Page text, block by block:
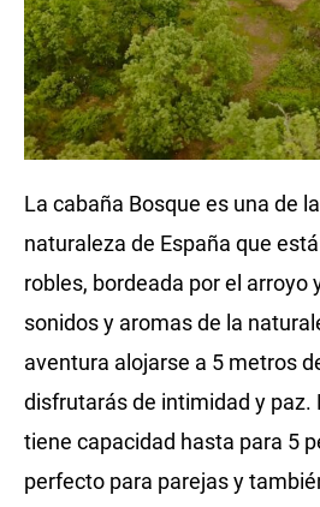
La cabaña Bosque es una de
naturaleza de España que
robles, bordeada por el arroyo
sonidos y aromas de la
aventura alojarse a 5 metros
disfrutarás de intimidad y paz.
tiene capacidad hasta para 5
perfecto para parejas y